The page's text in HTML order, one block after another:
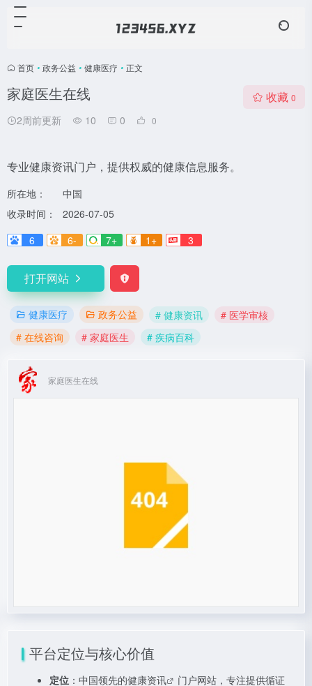
首页 • 政务公益 • 健康医疗 • 正文
家庭医生在线
2周前更新 10 0 0
收藏 0
专业健康资讯门户，提供权威的健康信息服务。
所在地：
中国
收录时间：
2026-07-05
6
6- 7+ 1+ 3
打开网站
健康医疗 政务公益 # 健康资讯
# 医学审核
# 在线咨询
# 家庭医生 # 疾病百科
家庭医生在线
平台定位与核心价值
定位 ：中国领先的健康资讯
门户网站，专注提供循证